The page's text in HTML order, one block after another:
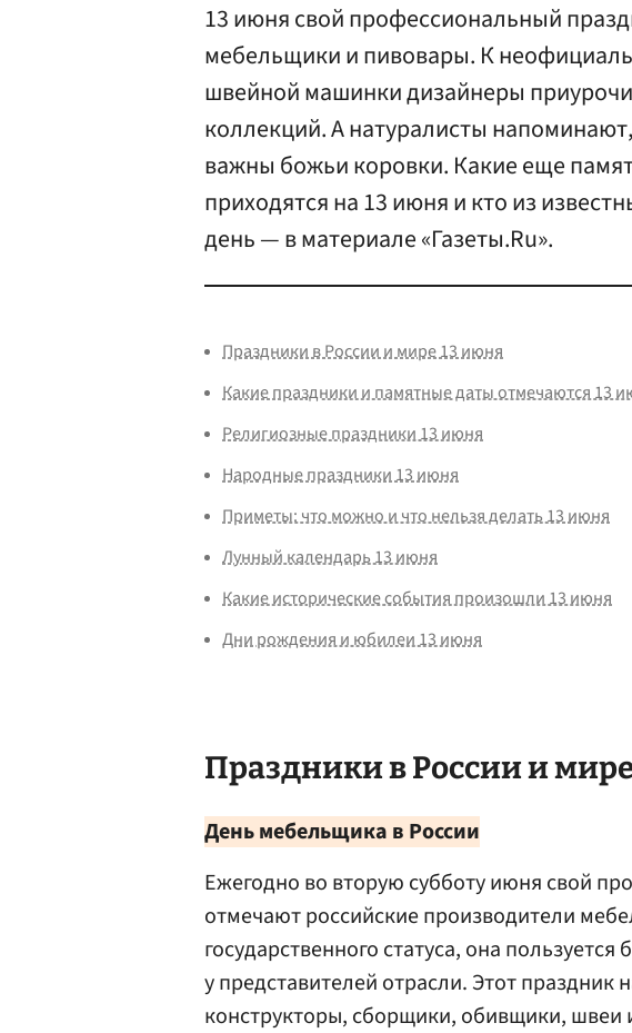
13 июня свой профессиональный
мебельщики и пивовары. К
швейной машинки дизайнеры
коллекций. А натуралисты
важны божьи коровки. Какие еще
приходятся на 13 июня и кто из
день — в материале «Газеты.Ru».
Праздники в России и мире 13 июня
Какие праздники и памятные даты отмечаются 13
Религиозные праздники 13 июня
Народные праздники 13 июня
Приметы: что можно и что нельзя делать 13 июня
Лунный календарь 13 июня
Какие исторические события произошли 13 июня
Дни рождения и юбилеи 13 июня
Праздники в России и
День мебельщика в России
Ежегодно во вторую субботу июня свой
отмечают российские производители
государственного статуса, она
у представителей отрасли. Этот праздник
конструкторы, сборщики, обивщики, швеи